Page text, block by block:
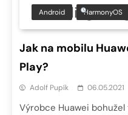
Android HarmonyOS
Jak na mobilu
Play?
Adolf Pupík 06.05.2021
Výrobce Huawei